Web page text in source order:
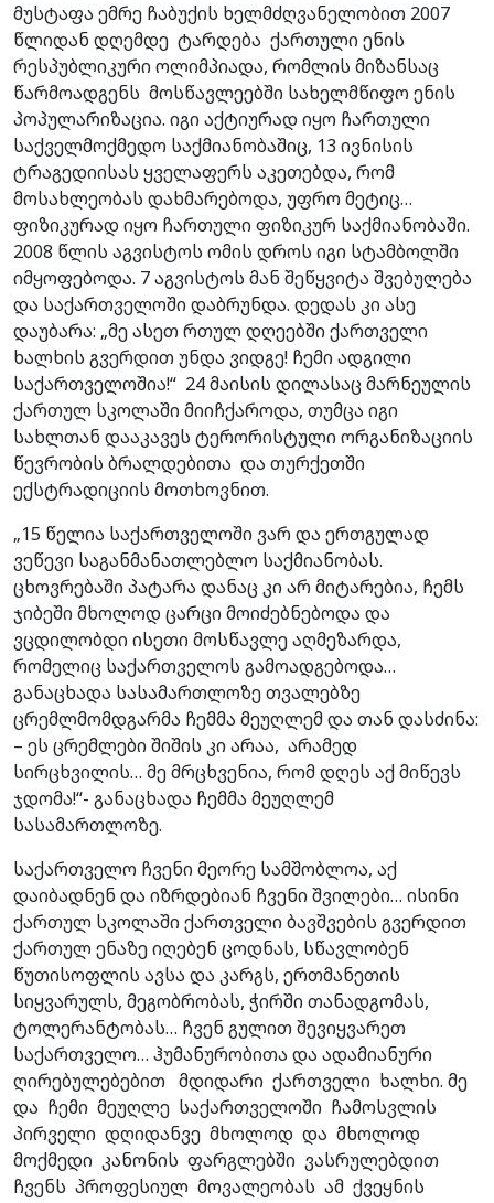
მუსტაფა ემრე ჩაბუქის ხელმძღვანელობით 2007
წლიდან დღემდე ტარდება ქართული ენის
რესპუბლიკური ოლიმპიადა, რომლის მიზანსაც
წარმოადგენს მოსწავლეებში სახელმწიფო ენის
პოპულარიზაცია. იგი აქტიურად იყო ჩართული
საქველმოქმედო საქმიანობაშიც, 13 ივნისის
ტრაგედიისას ყველაფერს აკეთებდა, რომ
მოსახლეობას დახმარებოდა, უფრო მეტიც…
ფიზიკურად იყო ჩართული ფიზიკურ საქმიანობაში.
2008 წლის აგვისტოს ომის დროს იგი სტამბოლში
იმყოფებოდა. 7 აგვისტოს მან შეწყვიტა შვებულება
და საქართველოში დაბრუნდა. დედას კი ასე
დაუბარა: „მე ასეთ რთულ დღეებში ქართველი
ხალხის გვერდით უნდა ვიდგე! ჩემი ადგილი
საქართველოშია!“ 24 მაისის დილასაც მარნეულის
ქართულ სკოლაში მიიჩქაროდა, თუმცა იგი
სახლთან დააკავეს ტერორისტული ორგანიზაციის
წევრობის ბრალდებითა და თურქეთში
ექსტრადიციის მოთხოვნით.
„15 წელია საქართველოში ვარ და ერთგულად
ვეწევი საგანმანათლებლო საქმიანობას.
ცხოვრებაში პატარა დანაც კი არ მიტარებია, ჩემს
ჯიბეში მხოლოდ ცარცი მოიძებნებოდა და
ვცდილობდი ისეთი მოსწავლე აღმეზარდა,
რომელიც საქართველოს გამოადგებოდა…
განაცხადა სასამართლოზე თვალებზე
ცრემლმომდგარმა ჩემმა მეუღლემ და თან დასძინა:
– ეს ცრემლები შიშის კი არაა, არამედ
სირცხვილის… მე მრცხვენია, რომ დღეს აქ მიწევს
ჯდომა!“- განაცხადა ჩემმა მეუღლემ
სასამართლოზე.
საქართველო ჩვენი მეორე სამშობლოა, აქ
დაიბადნენ და იზრდებიან ჩვენი შვილები… ისინი
ქართულ სკოლაში ქართველი ბავშვების გვერდით
ქართულ ენაზე იღებენ ცოდნას, სწავლობენ
წუთისოფლის ავსა და კარგს, ერთმანეთის
სიყვარულს, მეგობრობას, ჭირში თანადგომას,
ტოლერანტობას… ჩვენ გულით შევიყვარეთ
საქართველო… ჰუმანურობითა და ადამიანური
ღირებულებებით მდიდარი ქართველი ხალხი. მე
და ჩემი მეუღლე საქართველოში ჩამოსვლის
პირველი დღიდანვე მხოლოდ და მხოლოდ
მოქმედი კანონის ფარგლებში ვასრულებდით
ჩვენს პროფესიულ მოვალეობას ამ ქვეყნის